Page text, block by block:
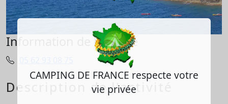
CAMPING DE FRANCE respecte votre
vie privée
Information de l'activité
Description de l'activité